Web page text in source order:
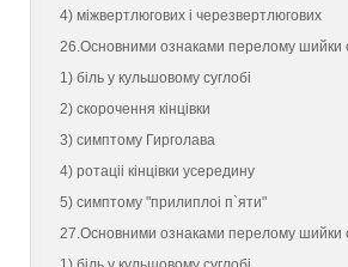
4) мiжвертлюгових i черезвертлюгових
26.Основними ознаками перелому шийки
1) бiль у кульшовому суглобi
2) скорочення кiнцiвки
3) симптому Гирголава
4) ротацii кiнцiвки усередину
5) симптому "прилиплоi п`яти"
27.Основними ознаками перелому шийки